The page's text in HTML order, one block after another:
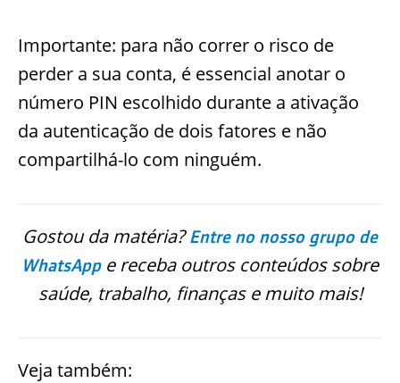
Importante: para não correr o risco de
perder a sua conta, é essencial anotar o
número PIN escolhido durante a ativação
da autenticação de dois fatores e não
compartilhá-lo com ninguém.
Gostou da matéria?Entre no nosso grupo de
WhatsAppe receba outros conteúdos sobre
saúde, trabalho, finanças e muito mais!
Veja também: